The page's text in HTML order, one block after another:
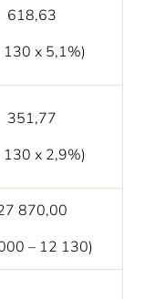
618,63
130 х 5,1%)
351,77
130 х 2,9%)
870,00
– 12 130)